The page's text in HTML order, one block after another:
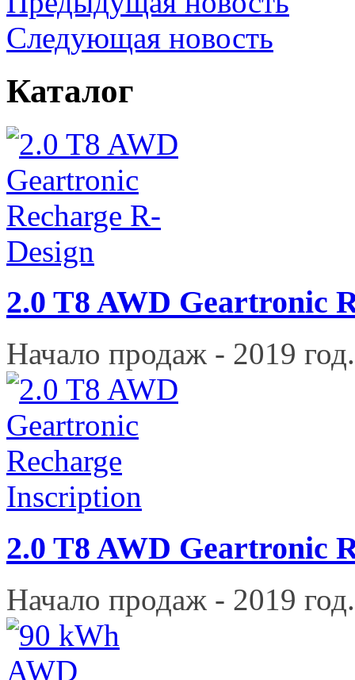
Следующая новость
Каталог
2.0 T8 AWD Geartronic
Начало продаж - 2019
2.0 T8 AWD Geartronic
Начало продаж - 2019